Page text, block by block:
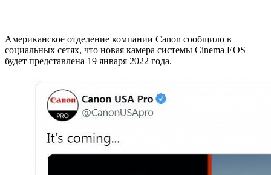
Американское отделение компании Canon сообщило в
социальных сетях, что новая камера системы Cinema EOS
будет представлена 19 января 2022 года.